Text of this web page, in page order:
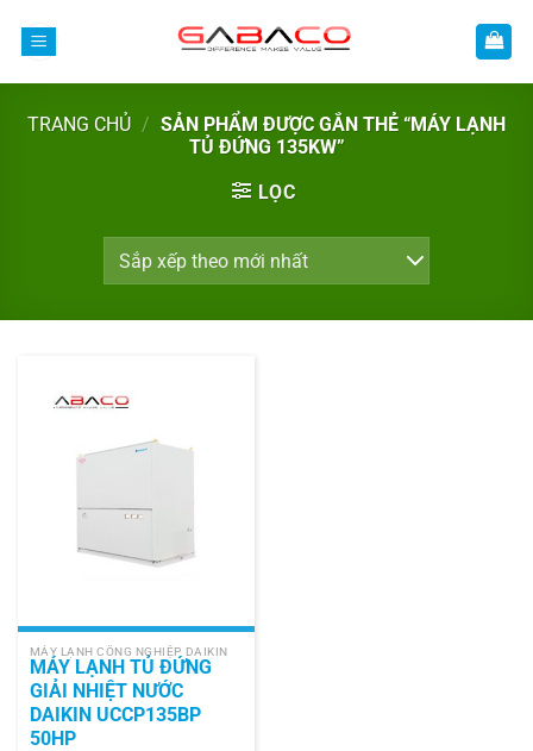
TRANG CHỦ / SẢN PHẨM ĐƯỢC GẮN THẺ “MÁY LẠNH
TỦ ĐỨNG 135KW”
LỌC
MÁY LẠNH CÔNG NGHIỆP DAIKIN
MÁY LẠNH TỦ ĐỨNG
GIẢI NHIỆT NƯỚC
DAIKIN UCCP135BP
50HP